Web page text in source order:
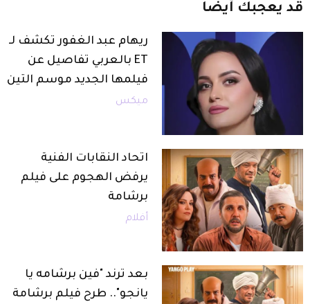
قد يعجبك أيضاً
ريهام عبد الغفور تكشف لـ
ET بالعربي تفاصيل عن
فيلمها الجديد موسم التين
ميكس
اتحاد النقابات الفنية
يرفض الهجوم على فيلم
برشامة
أفلام
بعد ترند "فين برشامه يا
يانجو".. طرح فيلم برشامة